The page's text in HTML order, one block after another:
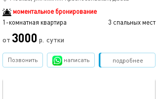
моментальное бронирование
1-комнатная квартира
3 спальных мест
от 3000 р. сутки
подробнее
Позвонить написать Забронировать